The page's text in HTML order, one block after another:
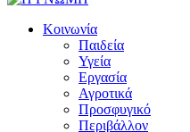
Κοινωνία
Παιδεία
Υγεία
Εργασία
Αγροτικά
Προσφυγικό
Περιβάλλον